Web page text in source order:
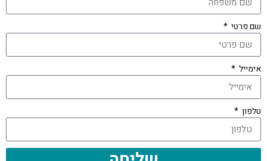
שם פרטי
אימייל
טלפון